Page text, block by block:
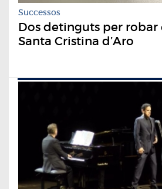
Successos
Dos detinguts per robar
Santa Cristina d’Aro